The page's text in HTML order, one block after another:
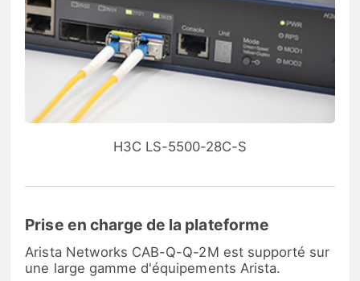
H3C LS-5500-28C-S
Prise en charge de la plateforme
Arista Networks CAB-Q-Q-2M est supporté sur
une large gamme d'équipements Arista.